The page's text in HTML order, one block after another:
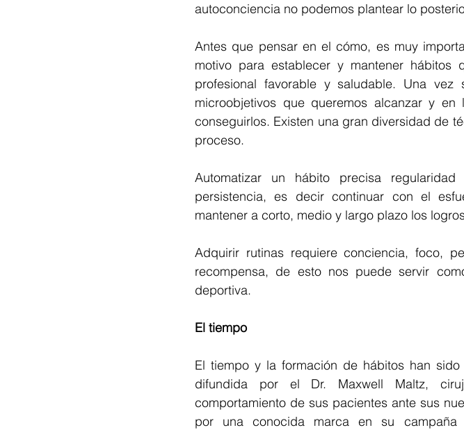
autoconciencia no podemos plantear lo
Antes que pensar en el cómo, es muy
motivo para establecer y mantener
profesional favorable y saludable. Una
microobjetivos que queremos alcanzar y
conseguirlos. Existen una gran diversidad de
proceso.
Automatizar un hábito precisa
persistencia, es decir continuar con el
mantener a corto, medio y largo plazo los
Adquirir rutinas requiere conciencia, foco,
recompensa, de esto nos puede servir
deportiva.
El tiempo
El tiempo y la formación de hábitos han
difundida por el Dr. Maxwell Maltz,
comportamiento de sus pacientes ante sus
por una conocida marca en su